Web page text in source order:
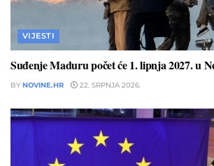
VIJESTI
Suđenje Maduru počet će 1. lipnja 2027. u
BY NOVINE.HR 22. SRPNJA 2026.